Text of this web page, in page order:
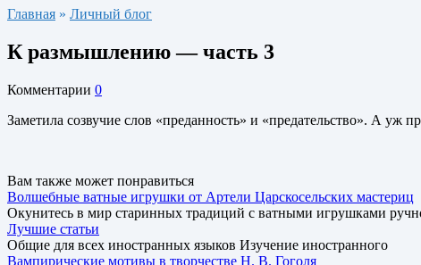
Главная » Личный блог
К размышлению — часть 3
Комментарии 0
Заметила созвучие слов «преданность» и «предательство». А уж
Вам также может понравиться
Волшебные ватные игрушки от Артели Царскосельских мастериц
Окунитесь в мир старинных традиций с ватными игрушками
Лучшие статьи
Общие для всех иностранных языков Изучение иностранного
Вампирические мотивы в творчестве Н. В. Гоголя